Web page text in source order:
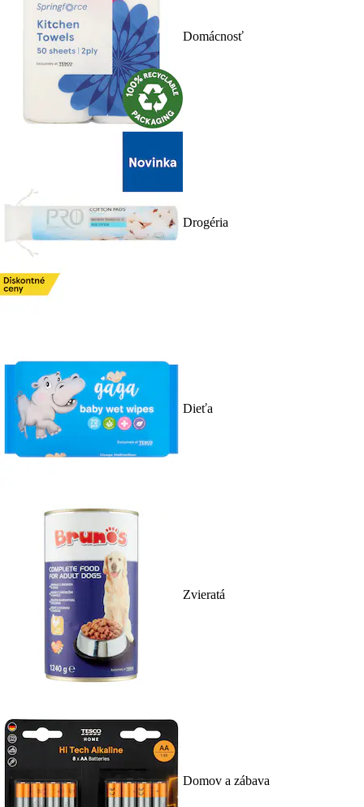
Domácnosť
Drogéria
Dieťa
Zvieratá
Domov a zábava